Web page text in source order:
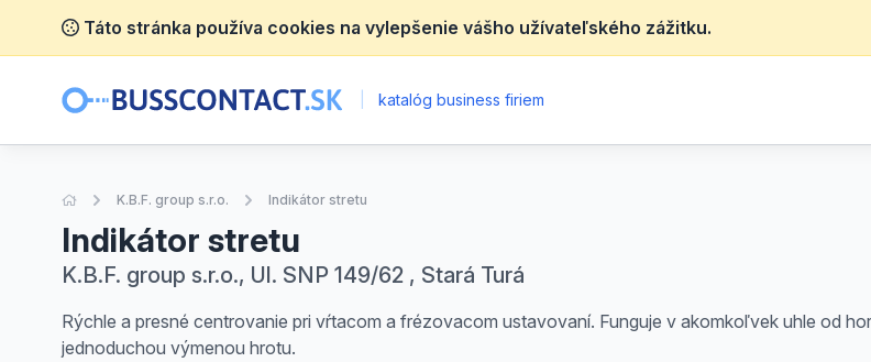
Táto stránka používa cookies na vylepšenie vášho užívateľského zážitku.
katalóg business firiem
Úvodná stránka
K.B.F. group s.r.o. Indikátor stretu
Indikátor stretu
K.B.F. group s.r.o., Ul. SNP 149/62 , Stará Turá
Rýchle a presné centrovanie pri vŕtacom a frézovacom ustavovaní. Funguje v akomkoľvek uhle od
jednoduchou výmenou hrotu.